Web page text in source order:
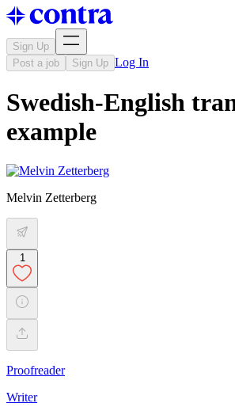
Sign Up
Post a job
Sign Up Log In
Swedish-English
example
Melvin Zetterberg
1
Proofreader
Writer